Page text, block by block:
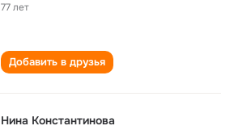
77 лет
Добавить в друзья
Нина Константинова